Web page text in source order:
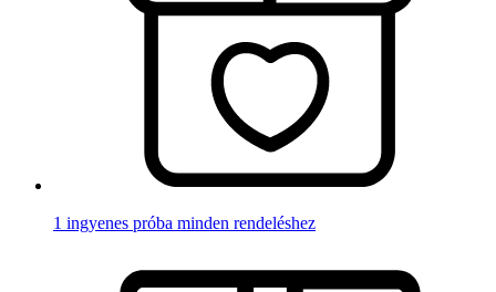
1 ingyenes próba minden rendeléshez